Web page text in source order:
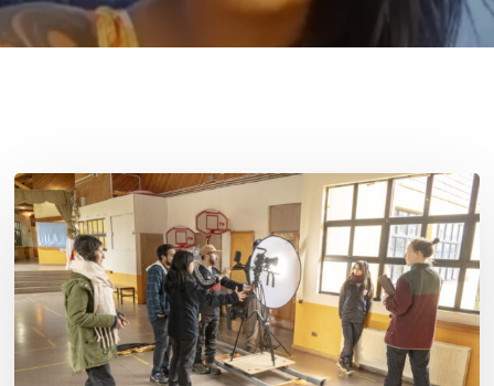
Toda
el
agua
del
mar:
largometraje